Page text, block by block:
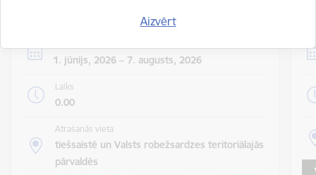
Aizvērt
1. jūnijs, 2026 – 7. augusts, 2026
Laiks
0.00
Atrašanās vieta
tiešsaistē un Valsts robežsardzes teritoriālajās
pārvaldēs